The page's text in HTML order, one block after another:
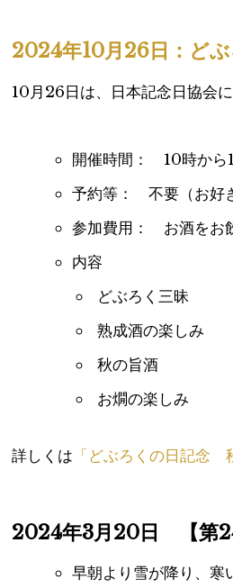
2024年10月26日：ど
10月26日は、日本記念日協会
開催時間： 10時から
予約等： 不要（お好
参加費用： お酒をお
内容
どぶろく三昧
熟成酒の楽しみ
秋の旨酒
お燗の楽しみ
詳しくは 「どぶろくの日記念
2024年3月20日 【第
早朝より雪が降り、寒